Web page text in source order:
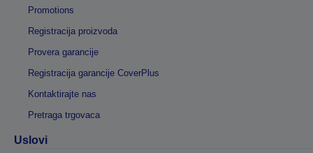
Promotions
Registracija proizvoda
Provera garancije
Registracija garancije CoverPlus
Kontaktirajte nas
Pretraga trgovaca
Uslovi